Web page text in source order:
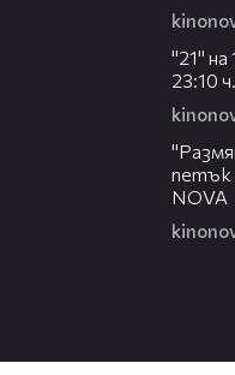
"21"
23:10
петък
NOVA